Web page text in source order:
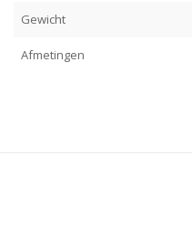
Gewicht
Afmetingen